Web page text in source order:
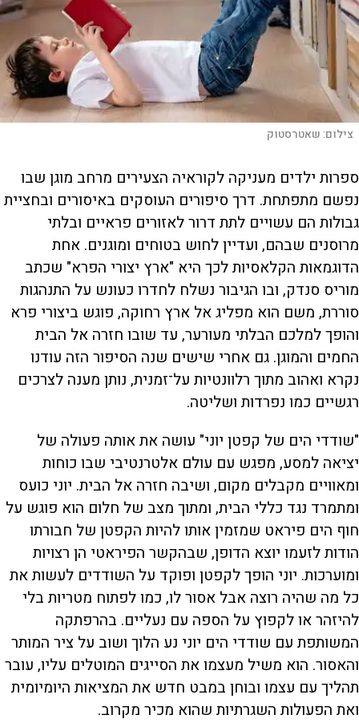
צילום:שאטרסטוק
ספרות ילדים מעניקה לקוראיה הצעירים מרחב מוגן שבו
נפשם מתפתחת. דרך סיפורים העוסקים באיסורים ובחציית
גבולות הם עשויים לתת דרור לאזורים פראיים ובלתי
מרוסנים שבהם, ועדיין לחוש בטוחים ומוגנים. אחת
הדוגמאות הקלאסיות לכך היא "ארץ יצורי הפרא" שכתב
מוריס סנדק, ובו הגיבור נשלח לחדרו כעונש על התנהגות
סוררת, משם הוא מפליג אל ארץ רחוקה, פוגש ביצורי פרא
והופך למלכם הבלתי מעורער, עד שובו חזרה אל הבית
החמים והמוגן. גם אחרי שישים שנה הסיפור הזה עודנו
נקרא ואהוב מתוך רלוונטיות על־זמנית, נותן מענה לצרכים
רגשיים כמו נפרדות ושליטה.
"שודדי הים של קפטן יוני" עושה את אותה פעולה של
יציאה למסע, מפגש עם עולם אלטרנטיבי שבו כוחות
ומאוויים מקבלים מקום, ושיבה חזרה אל הבית. יוני כועס
ומתמרד נגד כללי הבית, ומתוך מצב של חלום הוא פוגש על
חוף הים פיראט שמזמין אותו להיות הקפטן של חבורתו
הודות לזעמו יוצא הדופן, שבהקשר הפיראטי הן רצויות
ומוערכות. יוני הופך לקפטן ופוקד על השודדים לעשות את
כל מה שהיה רוצה אבל אסור לו, כמו לפתוח מטריות בלי
להיזהר או לקפוץ על הספה עם נעליים. בהרפתקה
המשותפת עם שודדי הים יוני נע הלוך ושוב על ציר המותר
והאסור. הוא משיל מעצמו את הסייגים המוטלים עליו, עובר
תהליך עם עצמו ובוחן במבט חדש את המציאות היומיומית
ואת הפעולות השגרתיות שהוא מכיר מקרוב.